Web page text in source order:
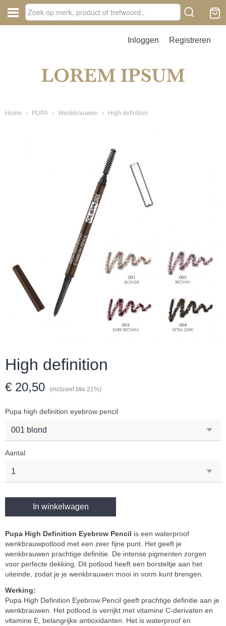
Inloggen Registreren
Home › PUPA › Wenkbrauwen › High definition
High definition
€ 20,50 (inclusief btw 21%)
Pupa high definition eyebrow pencil
Aantal
In winkelwagen
Pupa High Definition Eyebrow Pencil is een waterproof
wenkbrauwpotlood met een zeer fijne punt. Het geeft je
wenkbrauwen prachtige definitie. De intense pigmenten zorgen
voor perfecte dekking, Dit potlood heeft een borsteltje aan het
uiteinde, zodat je je wenkbrauwen mooi in vorm kunt brengen.
Werking:
Pupa High Definition Eyebrow Pencil geeft prachtige definitie aan je
wenkbrauwen. Het potlood is verrijkt met vitamine C-derivaten en
vitamine E, belangrijke antioxidanten. Het is waterproof en